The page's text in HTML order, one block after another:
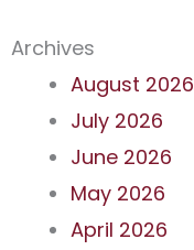
Archives
August 2026
July 2026
June 2026
May 2026
April 2026